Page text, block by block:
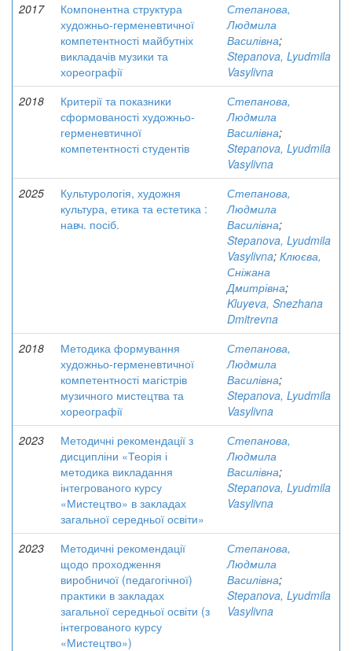
2017
Компонентна структура
художньо-герменевтичної
компетентності майбутніх
викладачів музики та
хореографії
Степанова,
Людмила
Василівна;
Stepanova, Lyudmila
Vasylivna
2018
Критерії та показники
сформованості художньо-
герменевтичної
компетентності студентів
Степанова,
Людмила
Василівна;
Stepanova, Lyudmila
Vasylivna
2025
Культурологія, художня
культура, етика та естетика :
навч. посіб.
Степанова,
Людмила
Василівна;
Stepanova, Lyudmila
Vasylivna; Клюєва,
Сніжана
Дмитрівна;
Kluyeva, Snezhana
Dmitrevna
2018
Методика формування
художньо-герменевтичної
компетентності магістрів
музичного мистецтва та
хореографії
Степанова,
Людмила
Василівна;
Stepanova, Lyudmila
Vasylivna
2023
Методичні рекомендації з
дисципліни «Теорія і
методика викладання
інтегрованого курсу
«Мистецтво» в закладах
загальної середньої освіти»
Степанова,
Людмила
Василівна;
Stepanova, Lyudmila
Vasylivna
2023
Методичні рекомендації
щодо проходження
виробничої (педагогічної)
практики в закладах
загальної середньої освіти (з
інтегрованого курсу
«Мистецтво»)
Степанова,
Людмила
Василівна;
Stepanova, Lyudmila
Vasylivna